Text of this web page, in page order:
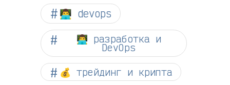
👨‍💻 devops
👨‍💻 разработка и
DevOps
💰 трейдинг и крипта